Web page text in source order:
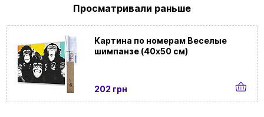
Просматривали раньше
Картина по номерам Веселые
шимпанзе (40х50 см)
202 грн